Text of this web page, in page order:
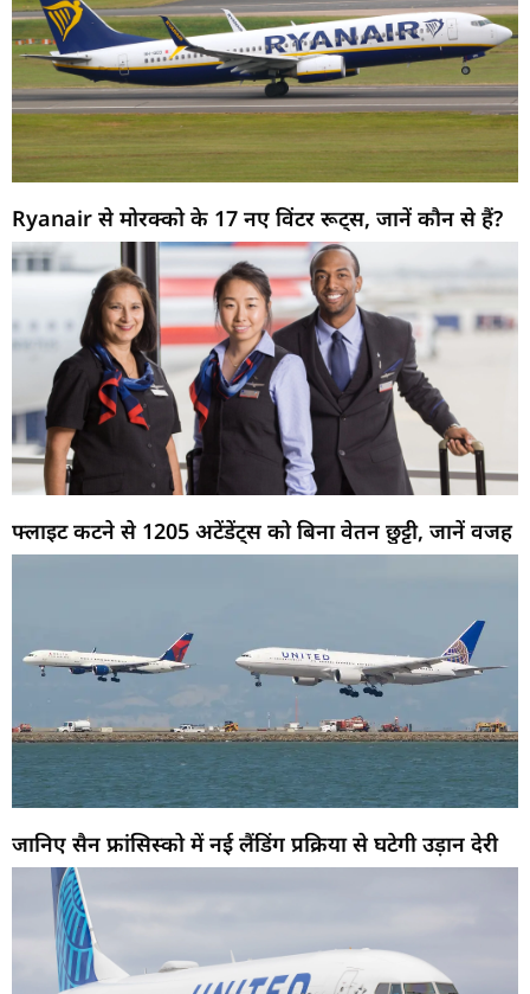
Ryanair से मोरक्को के 17 नए विंटर रूट्स, जानें कौन से हैं?
फ्लाइट कटने से 1205 अटेंडेंट्स को बिना वेतन छुट्टी, जानें वजह
जानिए सैन फ्रांसिस्को में नई लैंडिंग प्रक्रिया से घटेगी उड़ान देरी